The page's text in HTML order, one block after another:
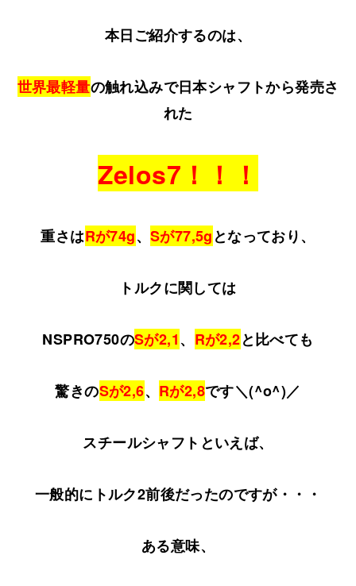
本日ご紹介するのは、
世界最軽量の触れ込みで日本シャフトから発売さ
れた
Zelos7！！！
重さはRが74g、 Sが77,5gとなっており、
トルクに関しては
NSPRO750のSが2,1、 Rが2,2と比べても
驚きのSが2,6、 Rが2,8です＼(^o^)／
スチールシャフトといえば、
一般的にトルク2前後だったのですが・・・
ある意味、